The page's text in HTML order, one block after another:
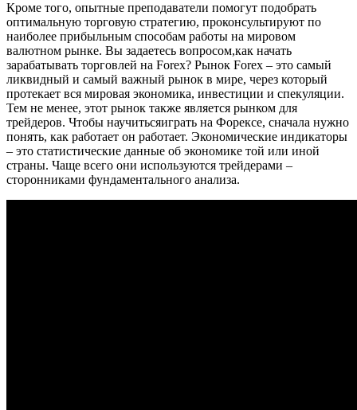
Кроме того, опытные преподаватели помогут подобрать
оптимальную торговую стратегию, проконсультируют по
наиболее прибыльным способам работы на мировом
валютном рынке. Вы задаетесь вопросом,как начать
зарабатывать торговлей на Forex? Рынок Forex – это самый
ликвидный и самый важный рынок в мире, через который
протекает вся мировая экономика, инвестиции и спекуляции.
Тем не менее, этот рынок также является рынком для
трейдеров. Чтобы научитьсяиграть на Форексе, сначала нужно
понять, как работает он работает. Экономические индикаторы
– это статистические данные об экономике той или иной
страны. Чаще всего они используются трейдерами –
сторонниками фундаментального анализа.